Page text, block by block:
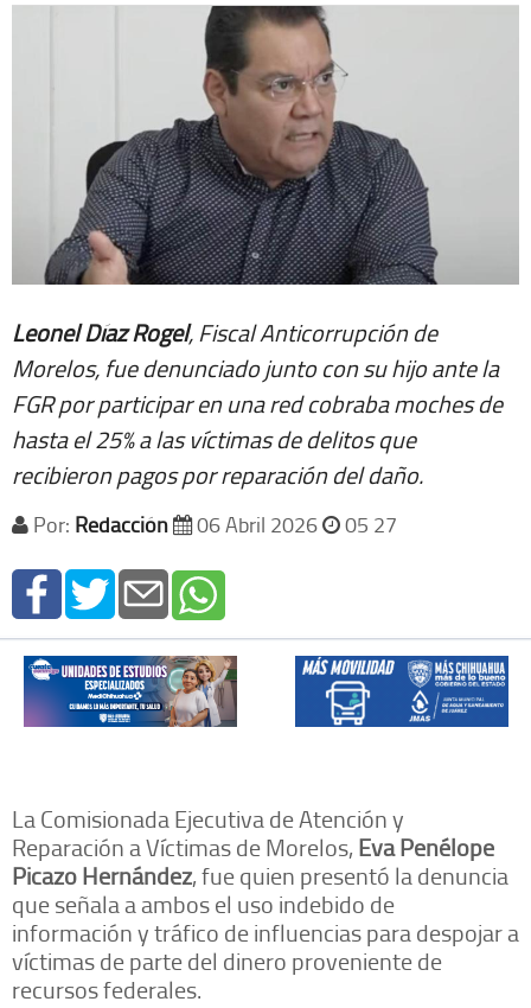
Leonel Díaz Rogel, Fiscal Anticorrupción de
Morelos, fue denunciado junto con su hijo ante la
FGR por participar en una red cobraba moches de
hasta el 25% a las víctimas de delitos que
recibieron pagos por reparación del daño.
Por: Redacción 06 Abril 2026 05 27
La Comisionada Ejecutiva de Atención y
Reparación a Víctimas de Morelos, Eva Penélope
Picazo Hernández, fue quien presentó la denuncia
que señala a ambos el uso indebido de
información y tráfico de influencias para despojar a
víctimas de parte del dinero proveniente de
recursos federales.